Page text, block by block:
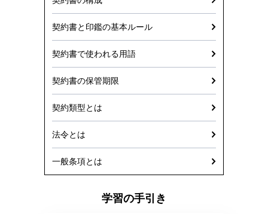
契約書と印鑑の基本ルール
契約書で使われる用語
契約書の保管期限
契約類型とは
法令とは
一般条項とは
学習の手引き